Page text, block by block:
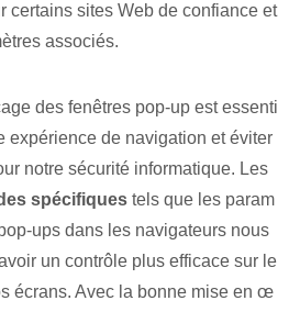
certains sites Web de confiance et
associés.
des fenêtres pop-up est essenti
expérience de navigation et éviter
notre sécurité informatique. Les
spécifiques tels que les param
ups dans les navigateurs nous
un contrôle plus efficace sur le
écrans. Avec la bonne mise en œ